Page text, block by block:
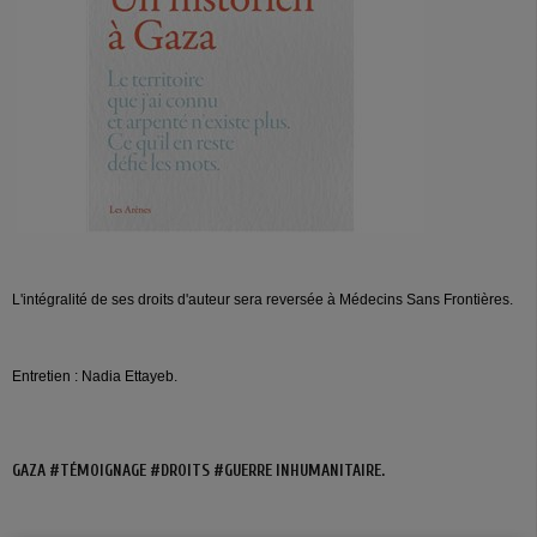
L'intégralité de ses droits d'auteur sera reversée à Médecins Sans Frontières.
Entretien : Nadia Ettayeb.
GAZA #TÉMOIGNAGE #DROITS #GUERRE INHUMANITAIRE.